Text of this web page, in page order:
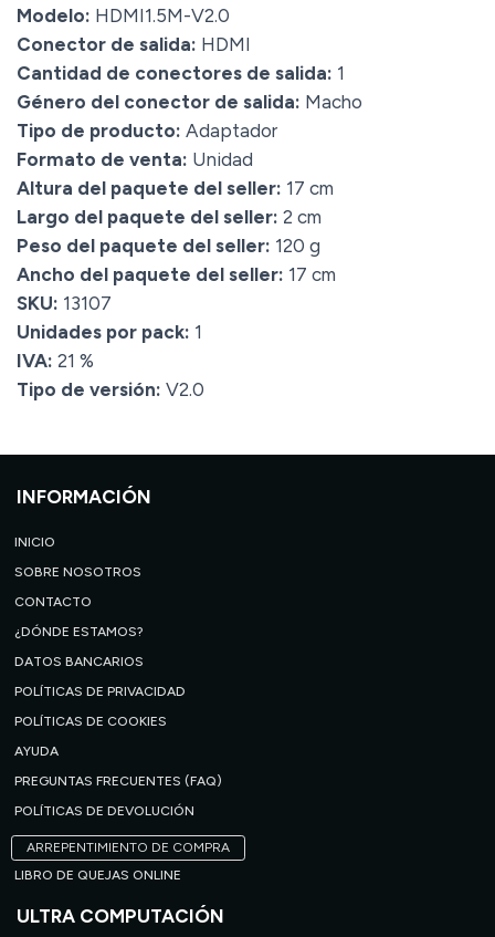
Modelo: HDMI1.5M-V2.0
Conector de salida: HDMI
Cantidad de conectores de salida: 1
Género del conector de salida: Macho
Tipo de producto: Adaptador
Formato de venta: Unidad
Altura del paquete del seller: 17 cm
Largo del paquete del seller: 2 cm
Peso del paquete del seller: 120 g
Ancho del paquete del seller: 17 cm
SKU: 13107
Unidades por pack: 1
IVA: 21 %
Tipo de versión: V2.0
INFORMACIÓN
INICIO
SOBRE NOSOTROS
CONTACTO
¿DÓNDE ESTAMOS?
DATOS BANCARIOS
POLÍTICAS DE PRIVACIDAD
POLÍTICAS DE COOKIES
AYUDA
PREGUNTAS FRECUENTES (FAQ)
POLÍTICAS DE DEVOLUCIÓN
ARREPENTIMIENTO DE COMPRA
LIBRO DE QUEJAS ONLINE
ULTRA COMPUTACIÓN